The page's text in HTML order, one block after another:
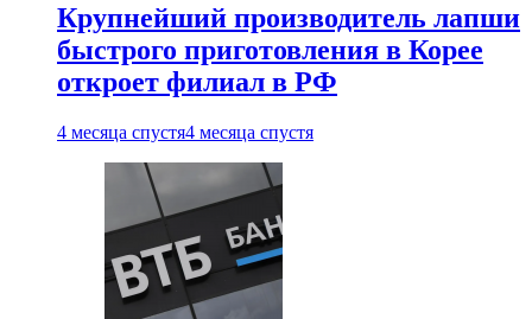
Крупнейший производитель лапши
быстрого приготовления в Корее
откроет филиал в РФ
4 месяца спустя4 месяца спустя